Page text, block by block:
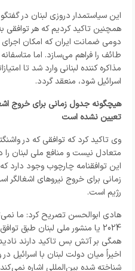
همچنین تاکید کردیم که هر توافقی
دومی ضمانت ایران که امکان
طائف را فراهم می‌سازد. اما
مذاکره کننده لبنانی وارد شد تا
اسرائیل شود، منعقد گردد.
هیچگونه جدول زمانی برای خروج
تعیین نشده است
وی تاکید کرد که توافقی که در
متعادل نیست و منافع ملی لبنان
این توافقنامه چارچوب وجود دارد
زمانی برای خروج نیروهای اشغالگر
رژیم است.
همگی بر آتش بس تاکید دارند
اخیراً میان دولت لبنان با اسرائیل
شناخته شده بین‌المللی اشاره